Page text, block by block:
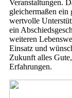
Veranstaltungen.
gleichermaßen ein
wertvolle
ein
weiteren
Einsatz und
Zukunft alles
Erfahrungen.